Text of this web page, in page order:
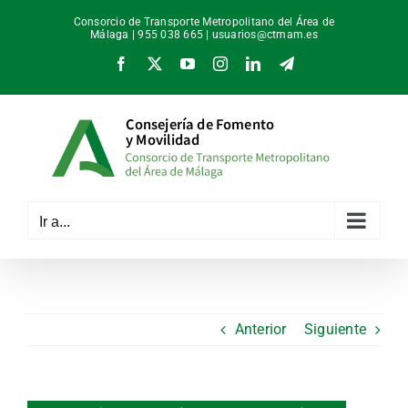
Consorcio de Transporte Metropolitano del Área de
Málaga | 955 038 665 | usuarios@ctmam.es
Facebook
X YouTubeInstagramLinkedInTelegram
Ir a...
Anterior Siguiente